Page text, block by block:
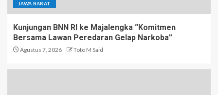
JAWA BARAT
Kunjungan BNN RI ke Majalengka “Komitmen
Bersama Lawan Peredaran Gelap Narkoba”
Agustus 7, 2026 Toto M Said